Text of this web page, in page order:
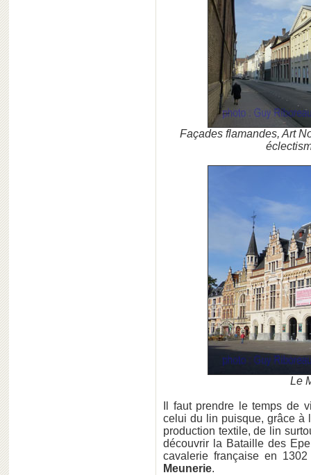
Façades flamandes, Art
Le
Il faut prendre le temps de
celui du lin puisque, grâce à
production textile, de lin
découvrir la Bataille des
cavalerie française en
Meunerie.